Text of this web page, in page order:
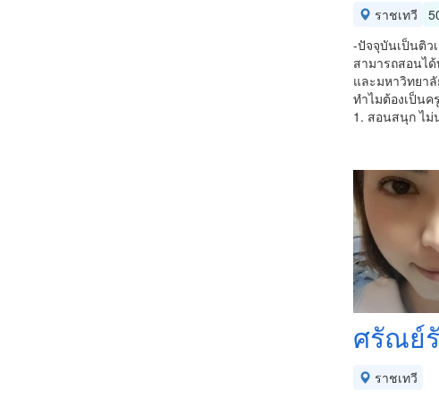
ราชเทวี
-ปัจจุบันเป็นติว
สามารถสอนไ
และมหาวิทยาลั
ทำไมต้องเป็นค
1. สอนสนุก ไม่
ศรัณย์
ราชเทวี